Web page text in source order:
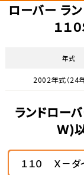
ローバー ラ
１１
年式
2002年式（24
ランドロー
Ｗ)
１１０ Ｘ－ダ